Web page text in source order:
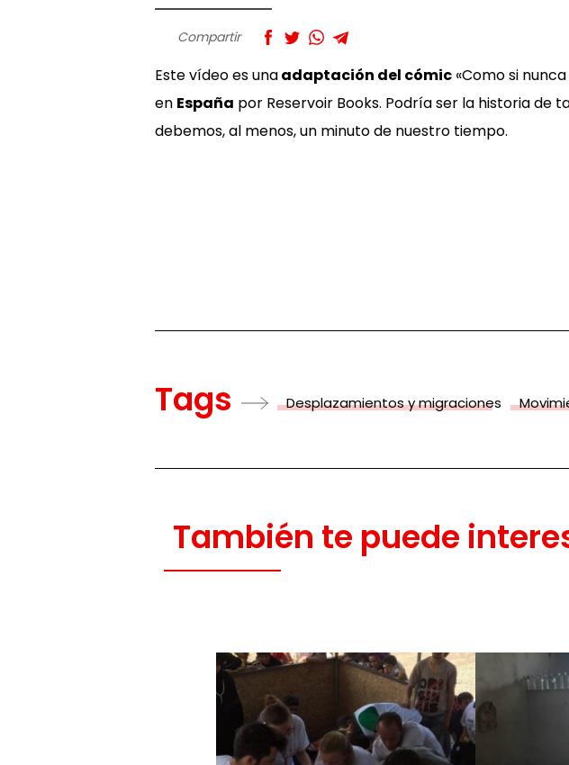
Compartir
Este vídeo es unaadaptación del cómic «Como si
en España por Reservoir Books. Podría ser la historia de
debemos, al menos, un minuto de nuestro tiempo.
Tags Desplazamientos y migraciones
También te puede